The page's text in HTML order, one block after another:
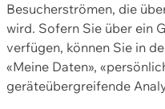
Besucherströmen, die
wird. Sofern Sie über ein
verfügen, können Sie in
«Meine Daten»,
geräteübergreifende